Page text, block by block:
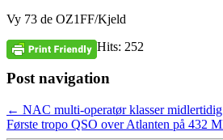
Vy 73 de OZ1FF/Kjeld
Hits: 252
Post navigation
← NAC multi-operatør klasser
Første tropo QSO over Atlanten på 432